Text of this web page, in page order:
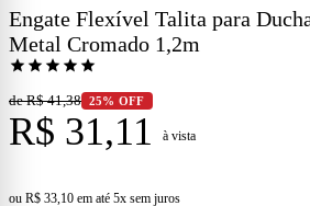
Engate Flexível Talita para
Metal Cromado 1,2m
star star star star star
de R$ 41,38 25% OFF
R$ 31,11 à vista
ou R$ 33,10 em até 5x sem juros